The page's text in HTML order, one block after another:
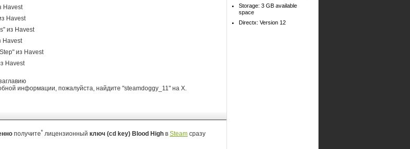
Havest
Havest
из Havest
Havest
из Havest
Havest
информации, пожалуйста, найдите "steamdoggy_11" на X.
получите* лицензионный ключ (cd key) Blood High в Steam сразу
Storage: 3 GB available
space
Directx: Version 12